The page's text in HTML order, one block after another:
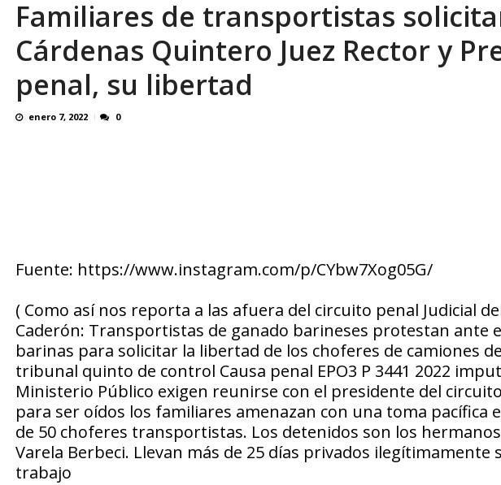
Simeone cierra la puerta a la salida de Julián Álvarez del Atlético
Familiares de transportistas
Cárdenas Quintero Juez Rector y
penal, su libertad
enero 7, 2022 0
Fuente: https://www.instagram.com/p/CYbw7Xog05G/
( Como así nos reporta a las afuera del circuito penal Judicial
Caderón: Transportistas de ganado barineses protestan ante
barinas para solicitar la libertad de los choferes de camiones
tribunal quinto de control Causa penal EPO3 P 3441 2022
Ministerio Público exigen reunirse con el presidente del
para ser oídos los familiares amenazan con una toma pacífica
de 50 choferes transportistas. Los detenidos son los
Varela Berbeci. Llevan más de 25 días privados
trabajo